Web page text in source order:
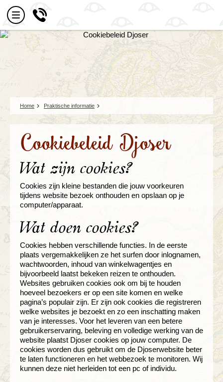
Home Praktische informatie
Cookiebeleid Djoser
Wat zijn cookies?
Cookies zijn kleine bestanden die jouw voorkeuren
tijdens website bezoek onthouden en opslaan op je
computer/apparaat.
Wat doen cookies?
Cookies hebben verschillende functies. In de eerste
plaats vergemakkelijken ze het surfen door inlognamen,
wachtwoorden, inhoud van winkelwagentjes en
bijvoorbeeld laatst bekeken reizen te onthouden.
Websites gebruiken cookies ook om bij te houden
hoeveel bezoekers er op een site komen en welke
pagina’s populair zijn. Er zijn ook cookies die registreren
welke websites je bezoekt en zo een inschatting maken
van je interesses. Voor het leveren van een betere
gebruikerservaring, beleving en volledige werking van de
website plaatst Djoser cookies op jouw computer. De
cookies worden dus gebruikt om de Djoserwebsite beter
te laten functioneren en het webbezoek te monitoren. Wij
kunnen deze niet herleiden tot een pc of individu.